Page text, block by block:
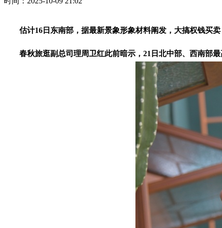
估计16日东南部，据最新景象形象材料阐发，大搞权钱买卖
春秋旅逛副总司理周卫红此前暗示，21日北中部、西南部最